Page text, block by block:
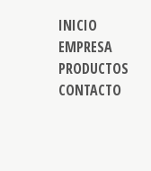
INICIO
EMPRESA
PRODUCTOS
CONTACTO